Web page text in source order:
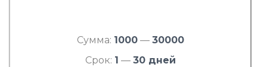
Сумма: 1000 — 30000
Срок: 1 — 30 дней